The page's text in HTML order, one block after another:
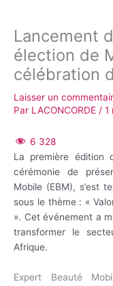
Lancement
élection de
célébration
Laisser un
Par LACONCORDE / 1
6 328
La première édition
cérémonie de
Mobile (EBM), s’est
sous le thème : «
». Cet événement a
transformer le
Afrique.
Expert Beauté